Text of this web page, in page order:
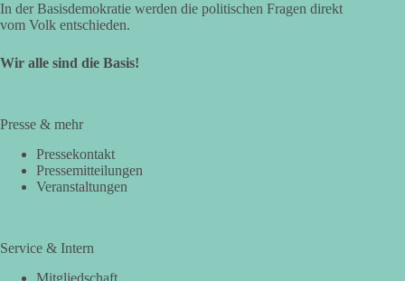
In der Basisdemokratie werden die politischen Fragen direkt
vom Volk entschieden.
Wir alle sind die Basis!
Presse & mehr
Pressekontakt
Pressemitteilungen
Veranstaltungen
Service & Intern
Mitgliedschaft